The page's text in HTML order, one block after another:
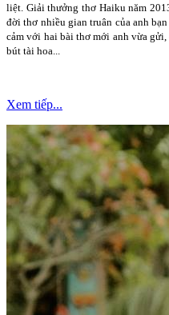
liệt. Giải thưởng thơ Haiku năm
đời thơ nhiều gian truân của anh
cảm với hai bài thơ mới anh vừa
bút tài hoa...
Xem tiếp...